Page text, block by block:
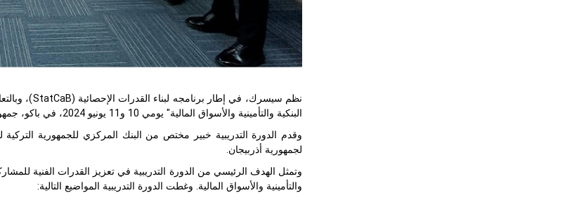
نظم سيسرك، في إطار برنامجه لبناء القدرات الإحصائية (StatCaB)،
البنكية والتأمينية والأسواق المالية" يومي 10 و11 يونيو 2024، في باكو، جمهورية أذربيجان.
وقدم الدورة التدريبية خبير مختص من البنك المركزي للجمهورية التركية لصالح 17 مشاركا من اللجنة الإحصائية
لجمهورية أذربيجان.
وتمثل الهدف الرئيسي من الدورة التدريبية في تعزيز القدرات الفنية
والتأمينية والأسواق المالية. وغطت الدورة التدريبية المواضيع التالية: